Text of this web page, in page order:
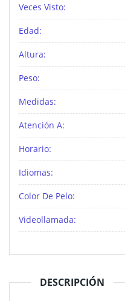
Veces Visto:
Edad:
Altura:
Peso:
Medidas:
Atención A:
Horario:
Idiomas:
Color De Pelo:
Videollamada:
DESCRIPCIÓN